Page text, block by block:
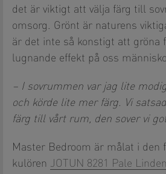
det är viktigt att välja färg till
omsorg. Grönt är naturens
är det inte så konstigt att gröna
lugnande effekt på oss
– I sovrummen var jag lite
och körde lite mer färg. Vi
färg till vårt rum, den sover vi
Master Bedroom är målat i den
kulören JOTUN 8281 Pale Linden